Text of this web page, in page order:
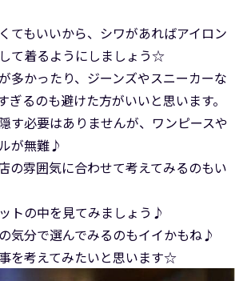
てもいいから、シワがあればアイロン
て着るようにしましょう☆
多かったり、ジーンズやスニーカーな
ぎるのも避けた方がいいと思います。
す必要はありませんが、ワンピースや
が無難♪
の雰囲気に合わせて考えてみるのもい
トの中を見てみましょう♪
気分で選んでみるのもイイかもね♪
を考えてみたいと思います☆